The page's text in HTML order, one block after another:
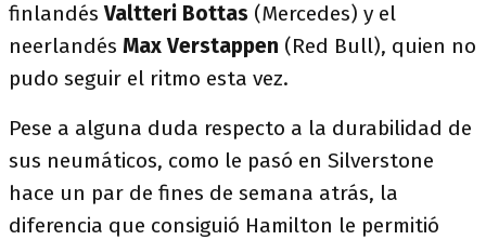
finlandésValtteri Bottas (Mercedes) y el
neerlandés Max Verstappen (Red Bull), quien no
pudo seguir el ritmo esta vez.
Pese a alguna duda respecto a la durabilidad de
sus neumáticos, como le pasó en Silverstone
hace un par de fines de semana atrás, la
diferencia que consiguió Hamilton le permitió